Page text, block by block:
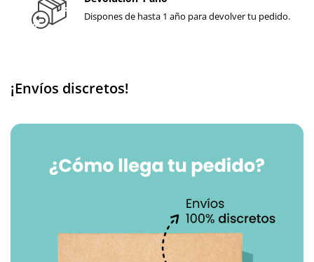
Bryan
mi pareja es alergica y queria saber si contenia aloe vera muchas
Equipo de diversual
24/05/2021
Te confirmamos que este lubricante no contiene aloe vera entre sus
Dispones de hasta 1 año para devolver tu pedido.
¡Envíos discretos!